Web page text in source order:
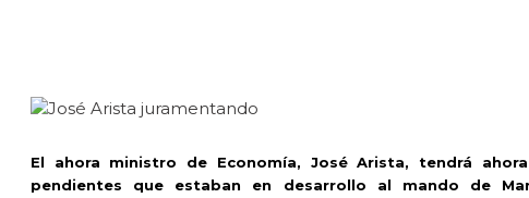
El ahora ministro de Economía, José Arista, tendrá
pendientes que estaban en desarrollo al mando de